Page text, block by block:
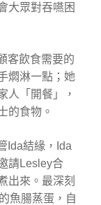
大眾對吞嚥困
客飲食需要的
燜淋一點；她
人「開餐」，
的食物。
Ida結緣，Ida
請Lesley合
出來。最深刻
魚腸蒸蛋，自